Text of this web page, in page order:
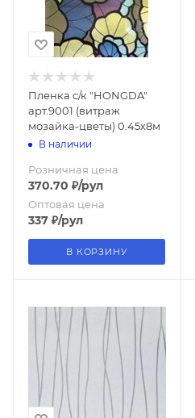
Пленка с/к "HONGDA"
арт.9001 (витраж
мозайка-цветы) 0.45х8м
В наличии
Розничная цена
370.70 ₽/рул
Оптовая цена
337 ₽/рул
В КОРЗИНУ